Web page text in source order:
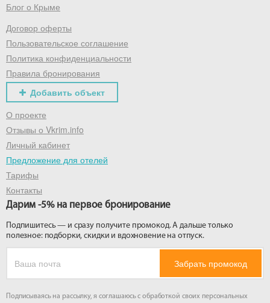
Блог о Крыме
Договор оферты
Пользовательское соглашение
Политика конфиденциальности
Правила бронирования
Добавить объект
О проекте
Отзывы о Vkrim.info
Личный кабинет
Предложение для отелей
Тарифы
Контакты
Дарим -5% на первое бронирование
Подпишитесь — и сразу получите промокод. А дальше только
полезное: подборки, скидки и вдохновение на отпуск.
Забрать промокод
Подписываясь на рассылку, я соглашаюсь с обработкой своих персональных